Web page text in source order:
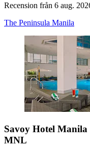
Recension från 6 aug.
The Peninsula Manila
Savoy Hotel
MNL